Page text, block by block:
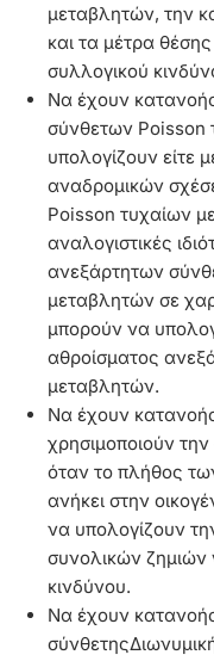
μεταβλητών, την
και τα μέτρα
συλλογικού
Να έχουν
σύνθετων Poisson
υπολογίζουν είτε
αναδρομικών
Poisson τυχαίων
αναλογιστικές
ανεξάρτητων
μεταβλητών σε
μπορούν να
αθροίσματος
μεταβλητών.
Να έχουν
χρησιμοποιούν
όταν το πλήθος
ανήκει στην
να υπολογίζουν
συνολικών ζημιών
κινδύνου.
Να έχουν